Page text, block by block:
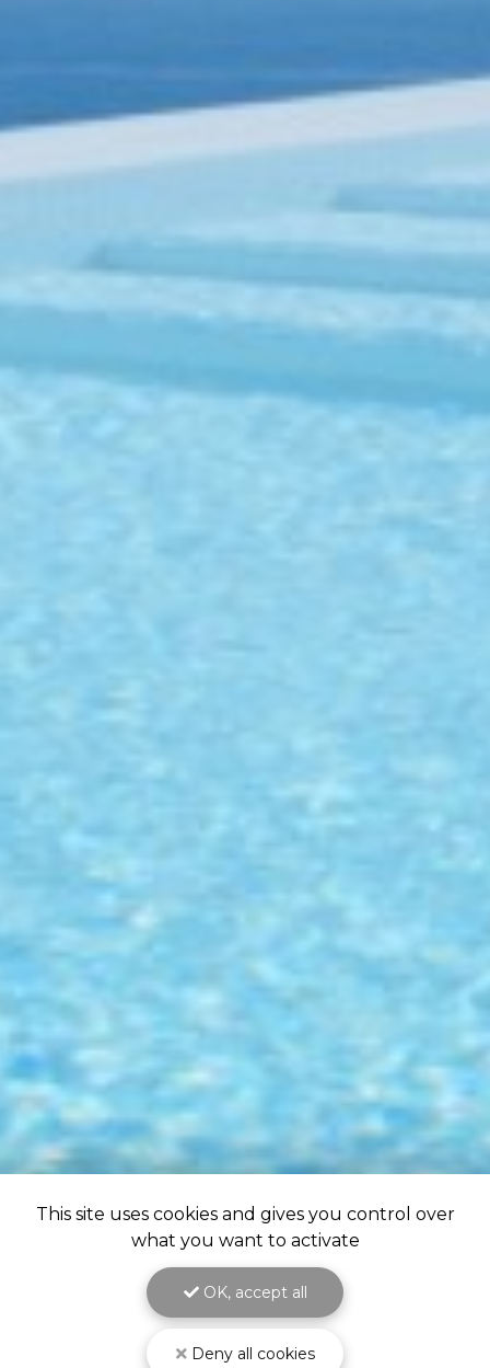
This site uses cookies and gives you control over
what you want to activate
OK, accept all
Deny all cookies